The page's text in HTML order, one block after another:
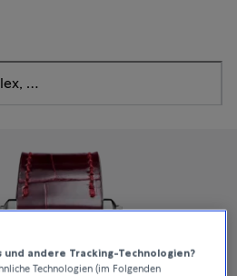
andere Tracking-Technologien?
Technologien (im Folgenden